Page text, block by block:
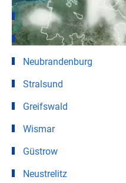
Rostock
Schwerin
Neubrandenburg
Stralsund
Greifswald
Wismar
Güstrow
Neustrelitz